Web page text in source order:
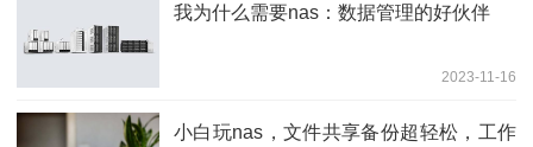
我为什么需要nas：数据管理的好伙伴
2023-11-16
小白玩nas，文件共享备份超轻松，工作